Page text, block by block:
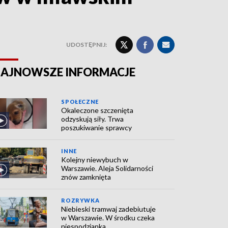
UDOSTĘPNIJ:
INFORMACJE
SPOŁECZNE
Okaleczone szczenięta
odzyskują siły. Trwa
poszukiwanie sprawcy
INNE
Kolejny niewybuch w
Warszawie. Aleja Solidarności
znów zamknięta
ROZRYWKA
Niebieski tramwaj zadebiutuje
w Warszawie. W środku czeka
niespodzianka